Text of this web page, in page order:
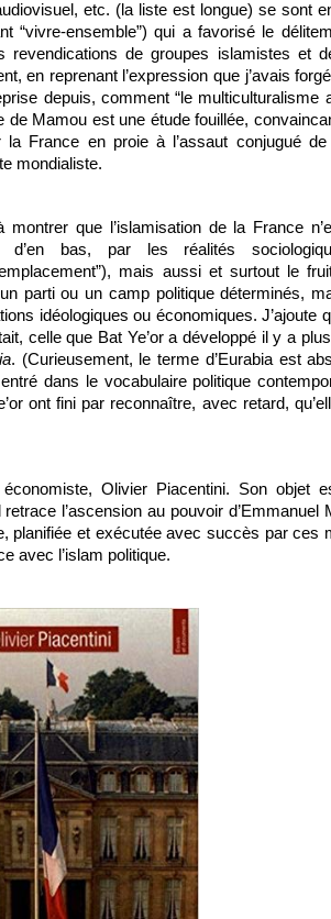
etc. (la liste est longue) se sont
“vivre-ensemble”) qui a favorisé le
revendications de groupes islamistes et
en reprenant l’expression que j’avais
depuis, comment “le multiculturalisme
de Mamou est une étude fouillée,
France en proie à l’assaut conjugué de
mondialiste.
montrer que l’islamisation de la France
d’en bas, par les réalités
mais aussi et surtout le
parti ou un camp politique déterminés,
idéologiques ou économiques. J’ajoute
celle que Bat Ye’or a développé il y a
. (Curieusement, le terme d’Eurabia est
dans le vocabulaire politique
ont fini par reconnaître, avec retard,
Olivier Piacentini. Son objet
l’ascension au pouvoir d’Emmanuel
planifiée et exécutée avec succès par ces
avec l’islam politique.